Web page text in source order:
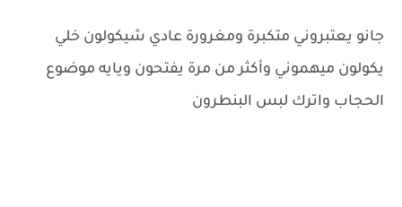
جانو يعتبروني متكبرة ومغرورة عادي شيكولون خلي
يكولون ميهموني وأكثر من مرة يفتحون ويايه موضوع
الحجاب واترك لبس البنطرون